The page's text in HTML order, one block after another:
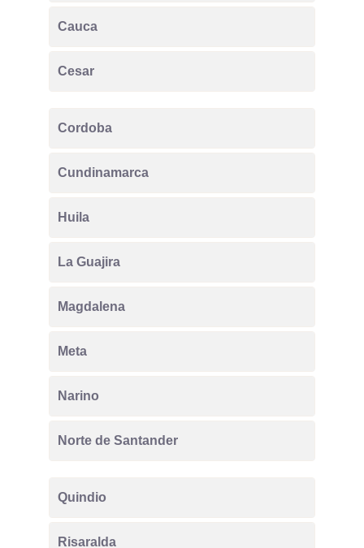
Cauca
Cesar
Cordoba
Cundinamarca
Huila
La Guajira
Magdalena
Meta
Narino
Norte de Santander
Quindio
Risaralda